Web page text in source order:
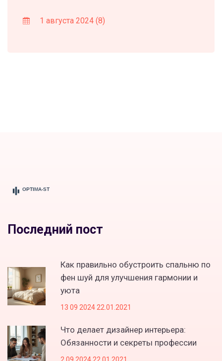
1 августа 2024 (8)
Последний пост
Как правильно обустроить спальню по
фен шуй для улучшения гармонии и
уюта
13 09 2024 22.01.2021
Что делает дизайнер интерьера:
Обязанности и секреты профессии